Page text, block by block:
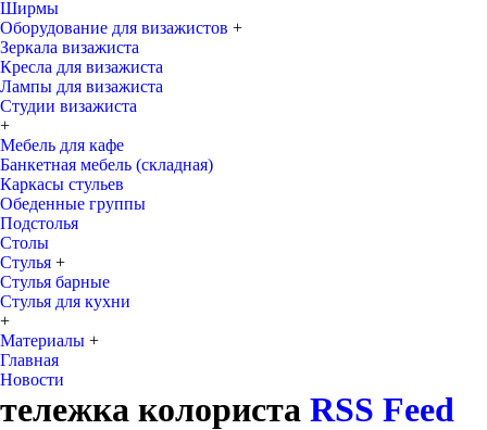
Ширмы
Оборудование для визажистов +
Зеркала визажиста
Кресла для визажиста
Лампы для визажиста
Студии визажиста
+
Мебель для кафе
Банкетная мебель (складная)
Каркасы стульев
Обеденные группы
Подстолья
Столы
Стулья +
Стулья барные
Стулья для кухни
+
Материалы +
Главная
Новости
тележка колориста RSS Feed